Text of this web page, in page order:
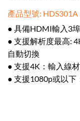
產品型號: HDS301A
● 具備HDMI輸入3
● 支援解析度最高:
自動切換
● 支援4K：輸入線
● 支援1080p或以